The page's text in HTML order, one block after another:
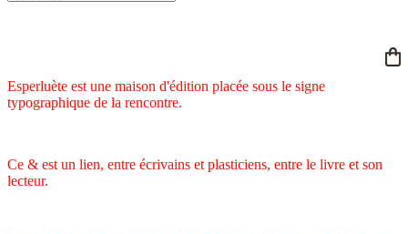
Esperluète est une maison d'édition placée sous le signe
typographique de la rencontre.
Ce & est un lien, entre écrivains et plasticiens, entre le livre et son
lecteur.